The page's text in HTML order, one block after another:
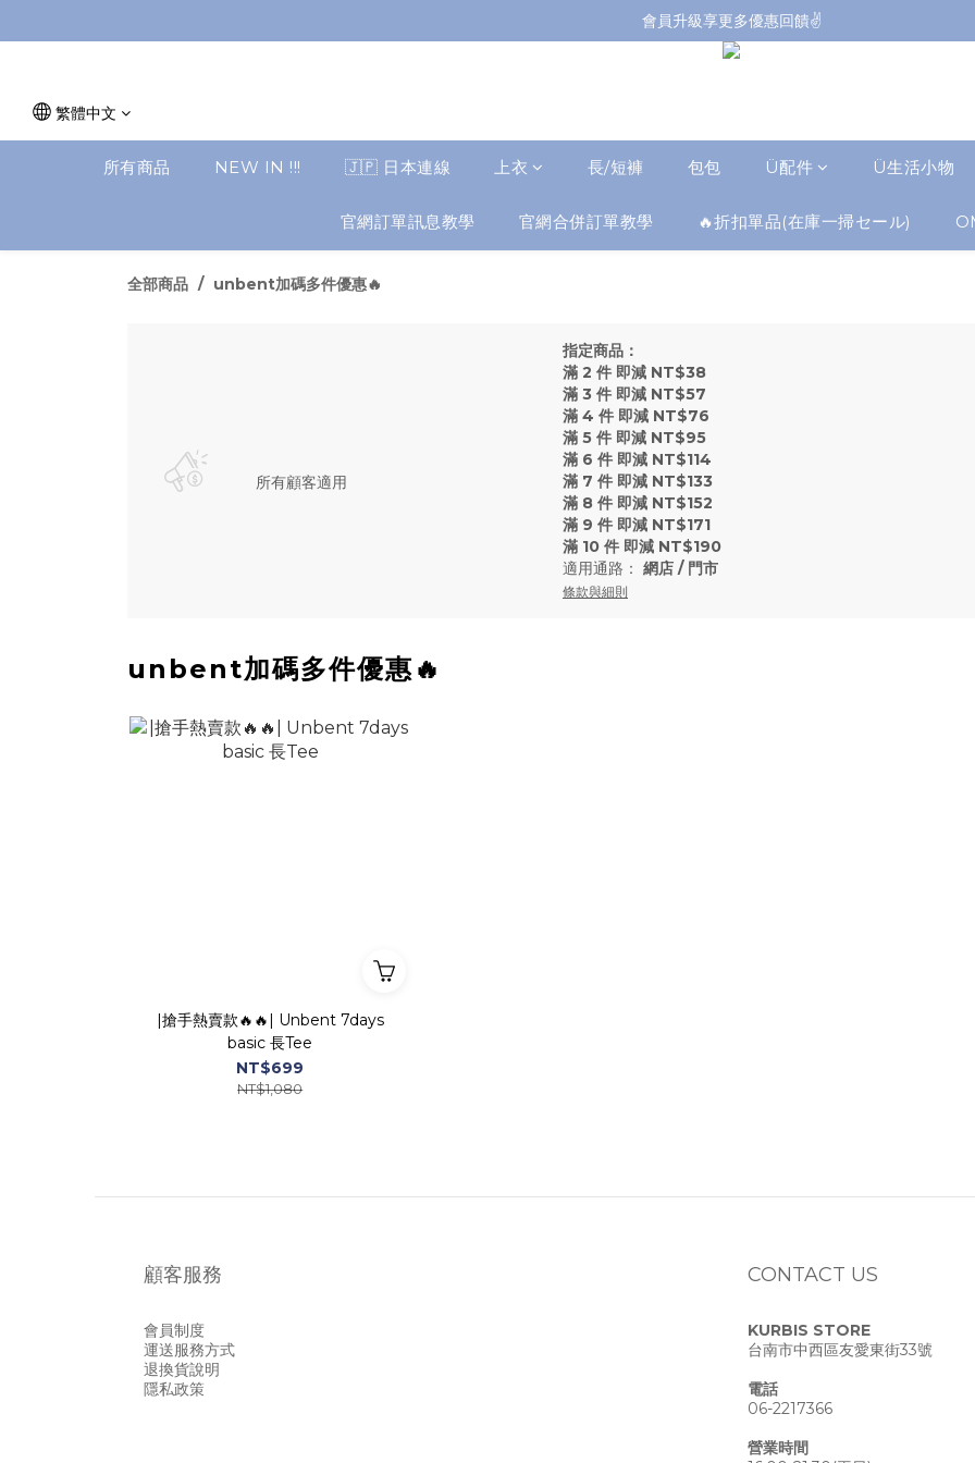
會員升級享更多優惠回饋✌️
會員升級享更多優惠回饋✌️
FB海外連線社團開放加入中📢
會員升級享更多優惠回饋✌️
繁體中文
所有商品 NEW IN !!! 🇯🇵 日本連線 上衣 長/短褲 包包 Ü配件 Ü生活小物
官網訂單訊息教學 官網合併訂單教學 🔥折扣單品(在庫一掃セール)
全部商品 unbent加碼多件優惠🔥
所有顧客適用
指定商品：
滿 2 件 即減 NT$38
滿 3 件 即減 NT$57
滿 4 件 即減 NT$76
滿 5 件 即減 NT$95
滿 6 件 即減 NT$114
滿 7 件 即減 NT$133
滿 8 件 即減 NT$152
滿 9 件 即減 NT$171
滿 10 件 即減 NT$190
適用通路： 網店 / 門市
條款與細則
unbent加碼多件優惠🔥
|搶手熱賣款🔥🔥| Unbent 7days
basic 長Tee
NT$699
NT$1,080
顧客服務
會員制度
運送服務方式
退換貨說明
隱私政策
CONTACT US
KURBIS STORE
台南市中西區友愛東街33號
電話
06-2217366
營業時間